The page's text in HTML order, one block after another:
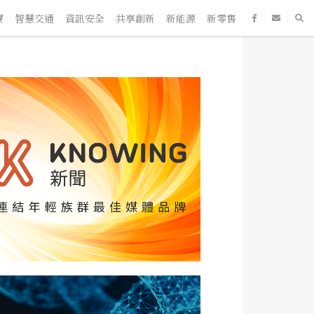
智慧交通 資訊安全 共享創新 新能源 新零售 SaaS 新創企業